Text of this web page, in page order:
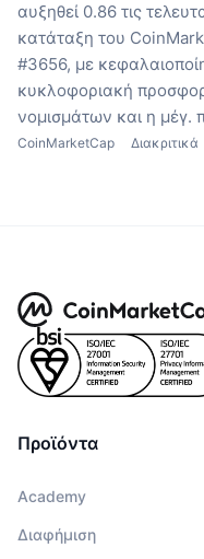
αυξηθεί 0.86 τις
κατάταξη του
#3656, με
κυκλοφοριακή
νομισμάτων και η μέγ.
CoinMarketCap Διακριτικά
Προϊόντα
Academy
Διαφήμιση